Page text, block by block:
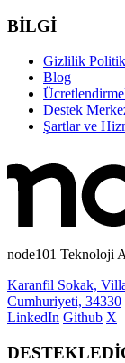
BİLGİ
Gizlilik
Blog
Destek
Şartlar ve
node101 Teknoloji
Karanfil Sokak,
Cumhuriyeti, 34330
LinkedIn Github X